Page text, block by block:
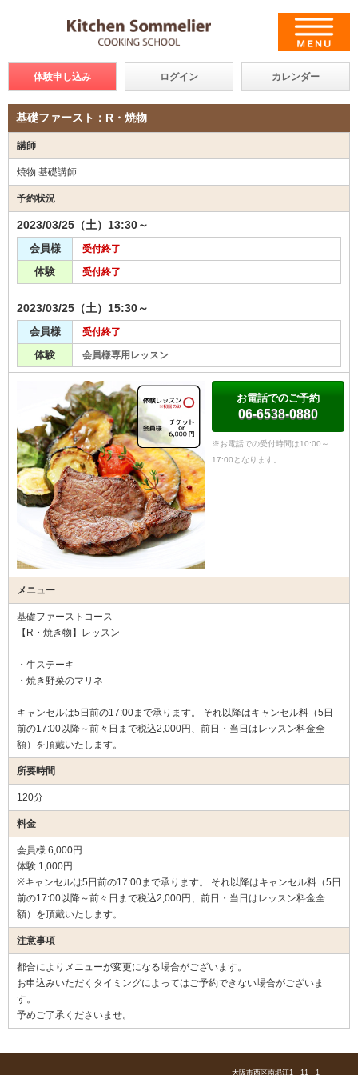
体験申し込み ログイン カレンダー
基礎ファースト：R・焼物
講師
焼物 基礎講師
予約状況
2023/03/25（土）13:30～
会員様 受付終了
体験 受付終了
2023/03/25（土）15:30～
会員様 受付終了
体験 会員様専用レッスン
お電話でのご予約
06-6538-0880
※お電話での受付時間は10:00～
17:00となります。
メニュー
基礎ファーストコース
【R・焼き物】レッスン
・牛ステーキ
・焼き野菜のマリネ
キャンセルは5日前の17:00まで承ります。 それ以降はキャンセル料（5日
前の17:00以降～前々日まで税込2,000円、前日・当日はレッスン料金全
額）を頂戴いたします。
所要時間
120分
料金
会員様 6,000円
体験 1,000円
※キャンセルは5日前の17:00まで承ります。 それ以降はキャンセル料（5日
前の17:00以降～前々日まで税込2,000円、前日・当日はレッスン料金全
額）を頂戴いたします。
注意事項
都合によりメニューが変更になる場合がございます。
お申込みいただくタイミングによってはご予約できない場合がございま
す。
予めご了承くださいませ。
大阪市西区南堀江1－11－1